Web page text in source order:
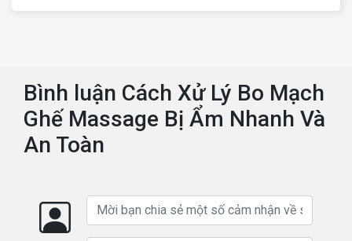
Bình luận Cách Xử Lý Bo Mạch
Ghế Massage Bị Ẩm Nhanh Và
An Toàn